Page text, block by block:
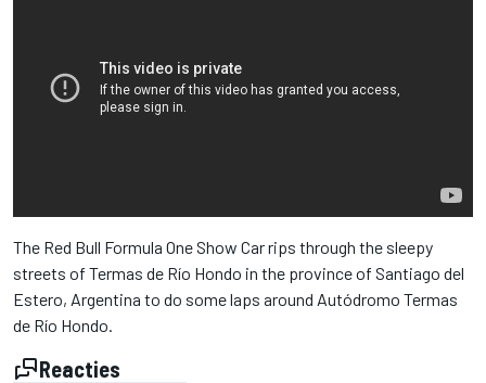
The Red Bull Formula One Show Car rips through the sleepy
streets of Termas de Río Hondo in the province of Santiago del
Estero, Argentina to do some laps around Autódromo Termas
de Río Hondo.
Reacties